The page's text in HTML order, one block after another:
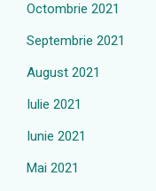
Octombrie 2021
Septembrie 2021
August 2021
Iulie 2021
Iunie 2021
Mai 2021